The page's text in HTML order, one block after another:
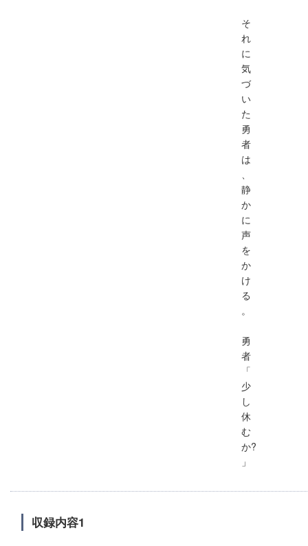
そ
れ
に
気
づ
い
た
勇
者
は
静
か
に
声
を
か
け
る
。
勇
者
「
少
し
休
む
か?
」
収録内容1